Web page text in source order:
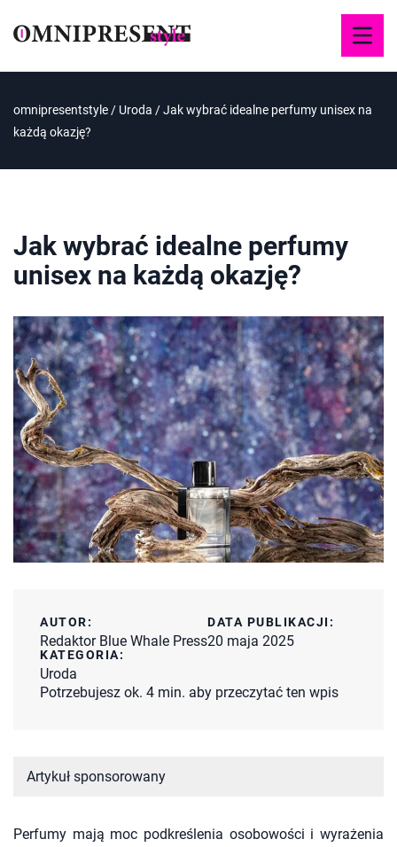
omnipresentstyle / Uroda /Jak wybrać idealne perfumy unisex na
każdą okazję?
Jak wybrać idealne perfumy
unisex na każdą okazję?
AUTOR:
Redaktor Blue Whale Press
DATA PUBLIKACJI:
20 maja 2025
KATEGORIA:
Uroda
Potrzebujesz ok. 4 min. aby przeczytać ten wpis
Artykuł sponsorowany
Perfumy mają moc podkreślenia osobowości i wyrażenia